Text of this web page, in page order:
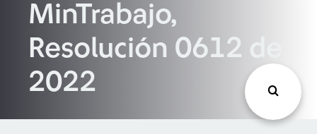
BuscarMinTrabajo,
Resolución 0612 de
2022